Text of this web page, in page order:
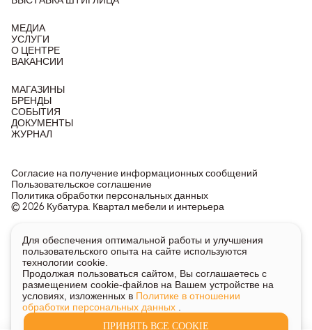
МЕДИА
УСЛУГИ
О ЦЕНТРЕ
ВАКАНСИИ
МАГАЗИНЫ
БРЕНДЫ
СОБЫТИЯ
ДОКУМЕНТЫ
ЖУРНАЛ
© 2026 Кубатура. Квартал мебели и интерьера
Согласие на получение информационных сообщений
Пользовательское соглашение
Политика обработки персональных данных
Информация о товарах и ценах на сайте не является
публичной офертой, носит исключительно информационный
характер.
Для получения подробной информации о наличии и стоимости
указанных товаров и услуг напишите или позвоните нам.
Для обеспечения оптимальной работы и улучшения
пользовательского опыта на сайте используются
технологии cookie.
Продолжая пользоваться сайтом, Вы соглашаетесь с
размещением cookie-файлов на Вашем устройстве на
условиях, изложенных в Политике в отношении
обработки персональных данных
ПРИНЯТЬ ВСЕ COOKIE